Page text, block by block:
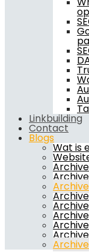
Linkbuilding
Contact
Blogs
Wat is
Archive
Archive
Archive
Archive
Archive
Archive
Archive
Archive
Archive